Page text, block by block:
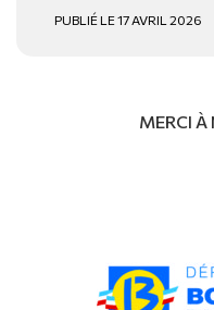
PUBLIÉ LE 17 AVRIL 2026
MERCI À